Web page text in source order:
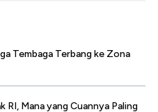
Tembaga Terbang ke Zona
RI, Mana yang Cuannya Paling